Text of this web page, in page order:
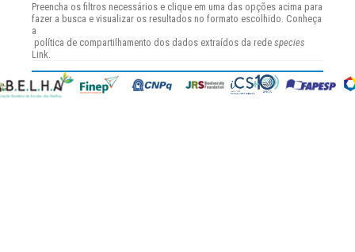
Preencha os filtros necessários e clique em uma das opções acima para
fazer a busca e visualizar os resultados no formato escolhido. Conheça
a
política de compartilhamento dos dados extraídos da rede species
Link.